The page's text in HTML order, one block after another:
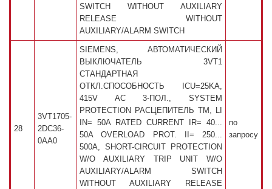
SWITCH WITHOUT AUXILIARY
RELEASE WITHOUT
AUXILIARY/ALARM SWITCH
28
3VT1705-
2DC36-
0AA0
SIEMENS, АВТОМАТИЧЕСКИЙ
ВЫКЛЮЧАТЕЛЬ 3VT1
СТАНДАРТНАЯ
ОТКЛ.СПОСОБНОСТЬ ICU=25KA,
415V AC 3-ПОЛ., SYSTEM
PROTECTION РАСЦЕПИТЕЛЬ TM, LI
IN= 50A RATED CURRENT IR= 40...
50A OVERLOAD PROT. II= 250...
500A, SHORT-CIRCUIT PROTECTION
W/O AUXILIARY TRIP UNIT W/O
AUXILIARY/ALARM SWITCH
WITHOUT AUXILIARY RELEASE
по
запросу